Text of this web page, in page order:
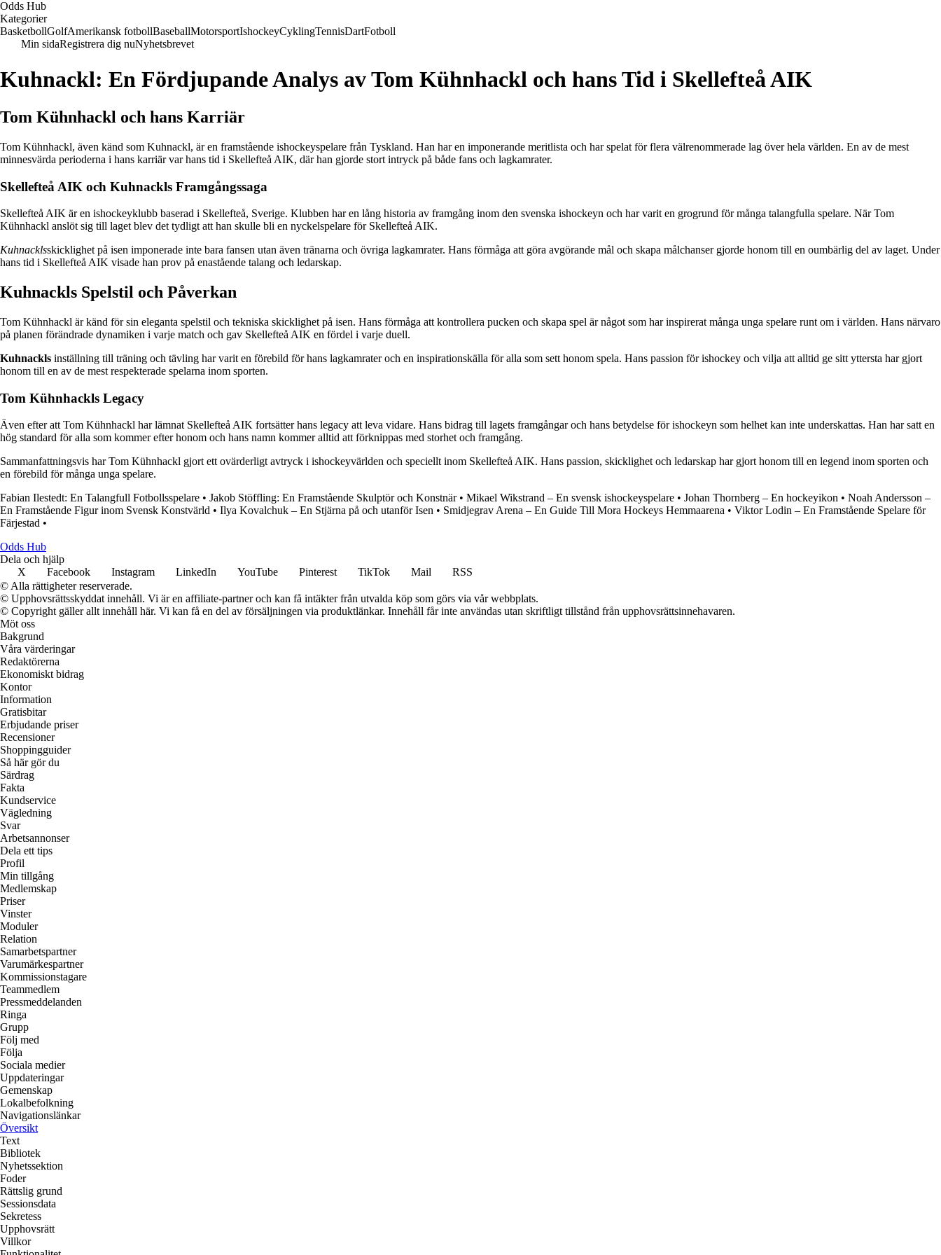
Odds Hub
Kategorier
BasketbollGolfAmerikansk fotbollBaseballMotorsportIshockeyCyklingTennisDartFotboll
Min sidaRegistrera dig nuNyhetsbrevet
Kuhnackl: En Fördjupande Analys av Tom Kühnhackl och hans Tid i Skellefteå AIK
Tom Kühnhackl och hans Karriär
Tom Kühnhackl, även känd som Kuhnackl, är en framstående ishockeyspelare från Tyskland. Han har en imponerande meritlista och har spelat för flera välrenommerade lag över hela världen. En av de mest
minnesvärda perioderna i hans karriär var hans tid i Skellefteå AIK, där han gjorde stort intryck på både fans och lagkamrater.
Skellefteå AIK och Kuhnackls Framgångssaga
Skellefteå AIK är en ishockeyklubb baserad i Skellefteå, Sverige. Klubben har en lång historia av framgång inom den svenska ishockeyn och har varit en grogrund för många talangfulla spelare. När Tom
Kühnhackl anslöt sig till laget blev det tydligt att han skulle bli en nyckelspelare för Skellefteå AIK.
Kuhnacklsskicklighet på isen imponerade inte bara fansen utan även tränarna och övriga lagkamrater. Hans förmåga att göra avgörande mål och skapa målchanser gjorde honom till en oumbärlig del av laget. Under
hans tid i Skellefteå AIK visade han prov på enastående talang och ledarskap.
Kuhnackls Spelstil och Påverkan
Tom Kühnhackl är känd för sin eleganta spelstil och tekniska skicklighet på isen. Hans förmåga att kontrollera pucken och skapa spel är något som har inspirerat många unga spelare runt om i världen. Hans närvaro
på planen förändrade dynamiken i varje match och gav Skellefteå AIK en fördel i varje duell.
Kuhnackls inställning till träning och tävling har varit en förebild för hans lagkamrater och en inspirationskälla för alla som sett honom spela. Hans passion för ishockey och vilja att alltid ge sitt yttersta har gjort
honom till en av de mest respekterade spelarna inom sporten.
Tom Kühnhackls Legacy
Även efter att Tom Kühnhackl har lämnat Skellefteå AIK fortsätter hans legacy att leva vidare. Hans bidrag till lagets framgångar och hans betydelse för ishockeyn som helhet kan inte underskattas. Han har satt en
hög standard för alla som kommer efter honom och hans namn kommer alltid att förknippas med storhet och framgång.
Sammanfattningsvis har Tom Kühnhackl gjort ett ovärderligt avtryck i ishockeyvärlden och speciellt inom Skellefteå AIK. Hans passion, skicklighet och ledarskap har gjort honom till en legend inom sporten och
en förebild för många unga spelare.
Fabian Ilestedt: En Talangfull Fotbollsspelare • Jakob Stöffling: En Framstående Skulptör och Konstnär• Mikael Wikstrand – En svensk ishockeyspelare • Johan Thornberg – En hockeyikon • Noah Andersson –
En Framstående Figur inom Svensk Konstvärld • Ilya Kovalchuk – En Stjärna på och utanför Isen • Smidjegrav Arena – En Guide Till Mora Hockeys Hemmaarena • Viktor Lodin – En Framstående Spelare för
Färjestad •
Odds Hub
Dela och hjälp
X
Facebook Instagram LinkedIn YouTube Pinterest TikTok Mail
RSS
© Alla rättigheter reserverade.
© Upphovsrättsskyddat innehåll. Vi är en affiliate-partner och kan få intäkter från utvalda köp som görs via vår webbplats.
© Copyright gäller allt innehåll här. Vi kan få en del av försäljningen via produktlänkar. Innehåll får inte användas utan skriftligt tillstånd från upphovsrättsinnehavaren.
Möt oss
Bakgrund
Våra värderingar
Redaktörerna
Ekonomiskt bidrag
Kontor
Information
Gratisbitar
Erbjudande priser
Recensioner
Shoppingguider
Så här gör du
Särdrag
Fakta
Kundservice
Vägledning
Svar
Arbetsannonser
Dela ett tips
Profil
Min tillgång
Medlemskap
Priser
Vinster
Moduler
Relation
Samarbetspartner
Varumärkespartner
Kommissionstagare
Teammedlem
Pressmeddelanden
Ringa
Grupp
Följ med
Följa
Sociala medier
Uppdateringar
Gemenskap
Lokalbefolkning
Navigationslänkar
Översikt
Text
Bibliotek
Nyhetssektion
Foder
Rättslig grund
Sessionsdata
Sekretess
Upphovsrätt
Villkor